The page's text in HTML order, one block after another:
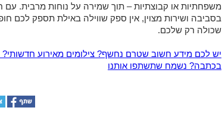
משפחתיות או קבוצתיות – תוך שמירה על נוחות מרבית. עם
בסביבה ושירות מצוין, אין ספק שווילה באילת תספק לכם
שכולה רק שלכם.
יש לכם מידע חשוב שטרם נחשף? צילומים מאירוע
בכתבה? נשמח שתשתפו אותנו